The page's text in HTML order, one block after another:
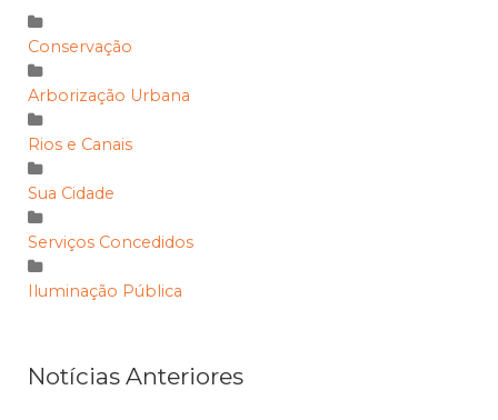
Conservação
Arborização Urbana
Rios e Canais
Sua Cidade
Serviços Concedidos
Iluminação Pública
Notícias Anteriores